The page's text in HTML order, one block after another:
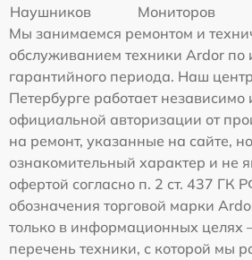
Наушников
Мониторов
Мы занимаемся ремонтом и
обслуживанием техники Ardor по
гарантийного периода. Наш
Петербурге работает независимо
официальной авторизации от
на ремонт, указанные на сайте,
ознакомительный характер и не
офертой согласно п. 2 ст. 437 ГК
обозначения торговой марки
только в информационных целях
перечень техники, с которой мы